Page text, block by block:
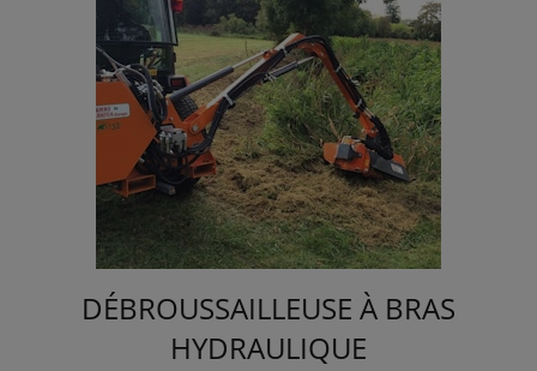
DÉBROUSSAILLEUSE À BRAS
HYDRAULIQUE